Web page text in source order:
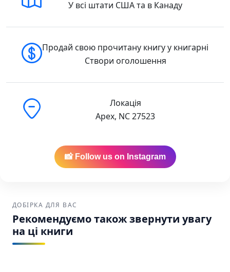
У всі штати США та в Канаду
Продай свою прочитану книгу у книгарні
Створи оголошення
Локація
Apex, NC 27523
📸 Follow us on Instagram
ДОБІРКА ДЛЯ ВАС
Рекомендуємо також звернути увагу
на ці книги